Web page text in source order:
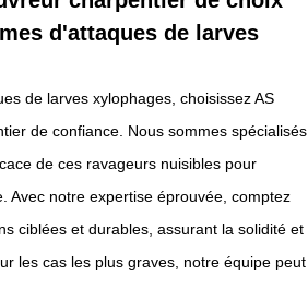
d'attaques de larves
de larves xylophages, choisissez AS
de confiance. Nous sommes spécialisés
de ces ravageurs nuisibles pour
Avec notre expertise éprouvée, comptez
ciblées et durables, assurant la solidité et
les cas les plus graves, notre équipe peut